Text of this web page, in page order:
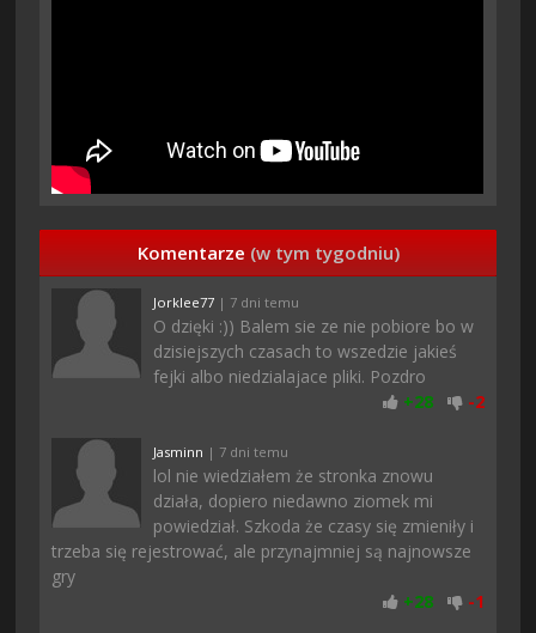
Komentarze (w tym tygodniu)
Jorklee77 | 7 dni temu
O dzięki :)) Balem sie ze nie pobiore bo w
dzisiejszych czasach to wszedzie jakieś
fejki albo niedzialajace pliki. Pozdro
+28 -2
Jasminn | 7 dni temu
lol nie wiedziałem że stronka znowu
działa, dopiero niedawno ziomek mi
powiedział. Szkoda że czasy się zmieniły i
trzeba się rejestrować, ale przynajmniej są najnowsze
gry
+28 -1